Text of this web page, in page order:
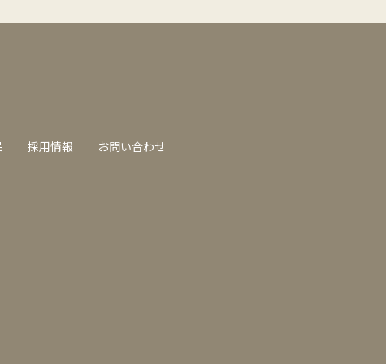
採用情報 お問い合わせ